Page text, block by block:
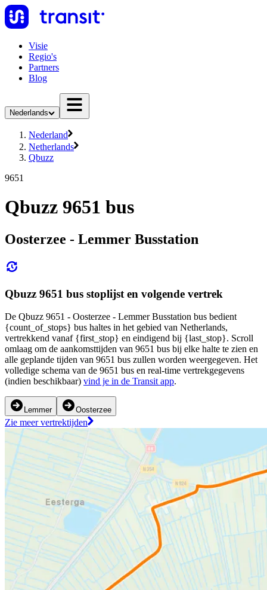
Visie
Regio's
Partners
Blog
Nederlands
Nederland
Netherlands
Qbuzz
9651
Qbuzz 9651 bus
Oosterzee - Lemmer Busstation
Qbuzz 9651 bus stoplijst en volgende vertrek
De Qbuzz 9651 - Oosterzee - Lemmer Busstation bus bedient
{count_of_stops} bus haltes in het gebied van Netherlands,
vertrekkend vanaf {first_stop} en eindigend bij {last_stop}. Scroll
omlaag om de aankomsttijden van 9651 bus bij elke halte te zien en
alle geplande tijden van 9651 bus zullen worden weergegeven. Het
volledige schema van de 9651 bus en real-time vertrekgegevens
(indien beschikbaar) vind je in de Transit app.
Lemmer Oosterzee
Zie meer vertrektijden